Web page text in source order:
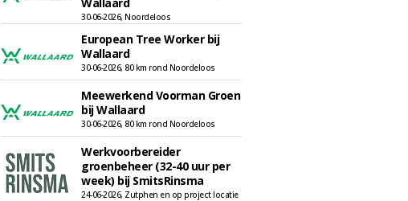
30-06-2026, Noordeloos
European Tree Worker bij
Wallaard
30-06-2026, 80 km rond Noordeloos
Meewerkend Voorman Groen
bij Wallaard
30-06-2026, 80 km rond Noordeloos
Werkvoorbereider
groenbeheer (32-40 uur per
week) bij SmitsRinsma
24-06-2026, Zutphen en op project locatie